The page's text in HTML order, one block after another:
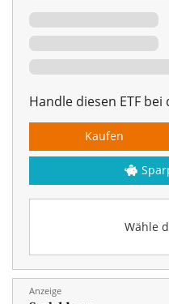
Handle diesen ETF
Wähle
Kaufen
Anzeige